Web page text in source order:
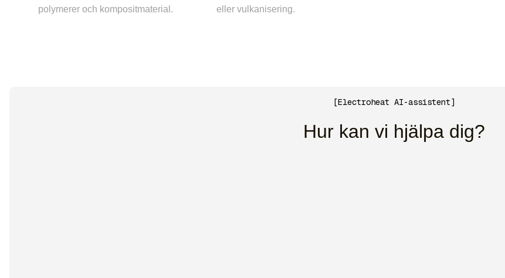
polymerer och kompositmaterial.
eller vulkanisering.
[Electroheat AI-assistent]
Hur kan vi hjälpa dig?